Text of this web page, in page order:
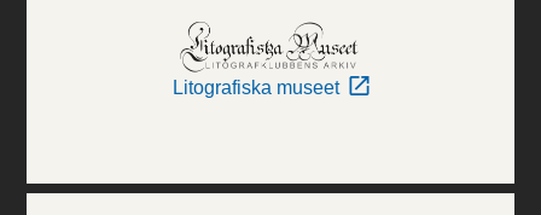
Litografiska museet